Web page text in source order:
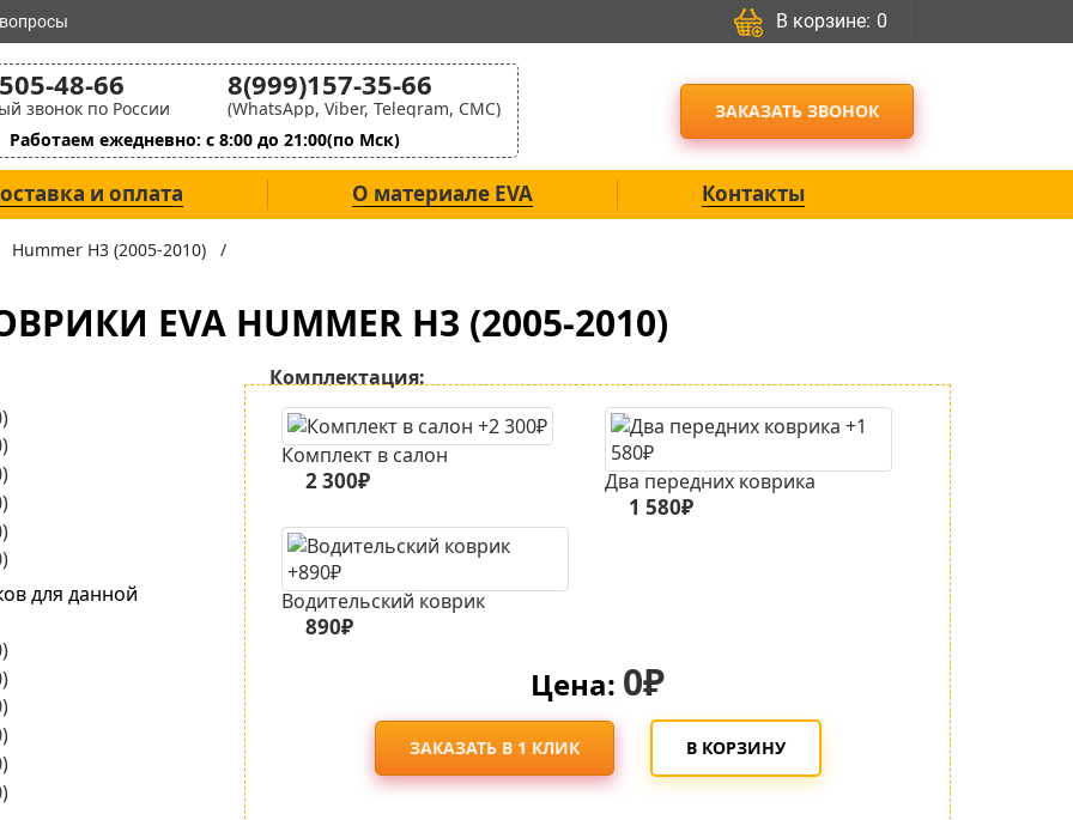
В корзине: 0
48-66
звонок по России
8(999)157-35-66
(WhatsApp, Viber, Telegram, СМС)
Работаем ежедневно: с 8:00 до 21:00(по Мск)
ЗАКАЗАТЬ ЗВОНОК
и оплата О материале EVA Контакты
Hummer H3 (2005-2010) /
EVA HUMMER H3 (2005-2010)
для данной
Комплектация:
Комплект в салон
2 300₽ Два передних коврика
1 580₽
Водительский коврик
890₽
Цена: 0₽
ЗАКАЗАТЬ В 1 КЛИК В КОРЗИНУ